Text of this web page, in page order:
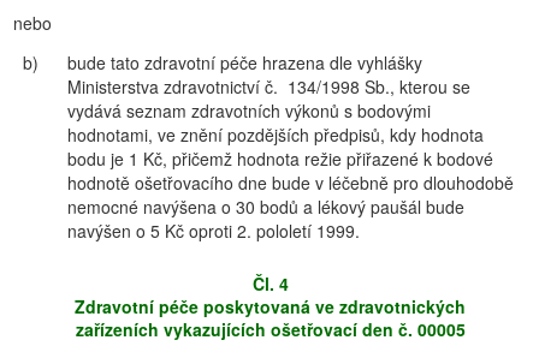
nebo
b)
bude tato zdravotní péče hrazena dle vyhlášky
Ministerstva zdravotnictví č. 134/1998 Sb., kterou se
vydává seznam zdravotních výkonů s bodovými
hodnotami, ve znění pozdějších předpisů, kdy hodnota
bodu je 1 Kč, přičemž hodnota režie přiřazené k bodové
hodnotě ošetřovacího dne bude v léčebně pro dlouhodobě
nemocné navýšena o 30 bodů a lékový paušál bude
navýšen o 5 Kč oproti 2. pololetí 1999.
Čl. 4
Zdravotní péče poskytovaná ve zdravotnických
zařízeních vykazujících ošetřovací den č. 00005